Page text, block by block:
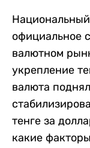
официальное
валютном
укрепление
валюта
тенге за
какие